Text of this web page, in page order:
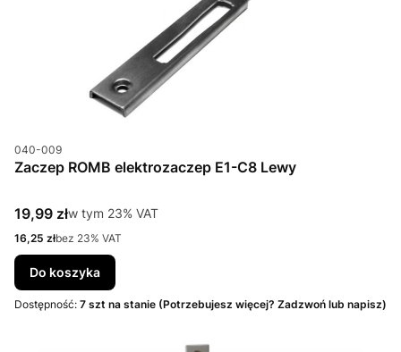
Kod produktu
040-009
Zaczep ROMB elektrozaczep E1-C8 Lewy
Cena brutto
19,99 złw tym %s VAT
w tym 23% VAT
Cena netto
16,25 złbez 23% VAT
Do koszyka
Dostępność: 7 szt na stanie (Potrzebujesz więcej? Zadzwoń lub napisz)